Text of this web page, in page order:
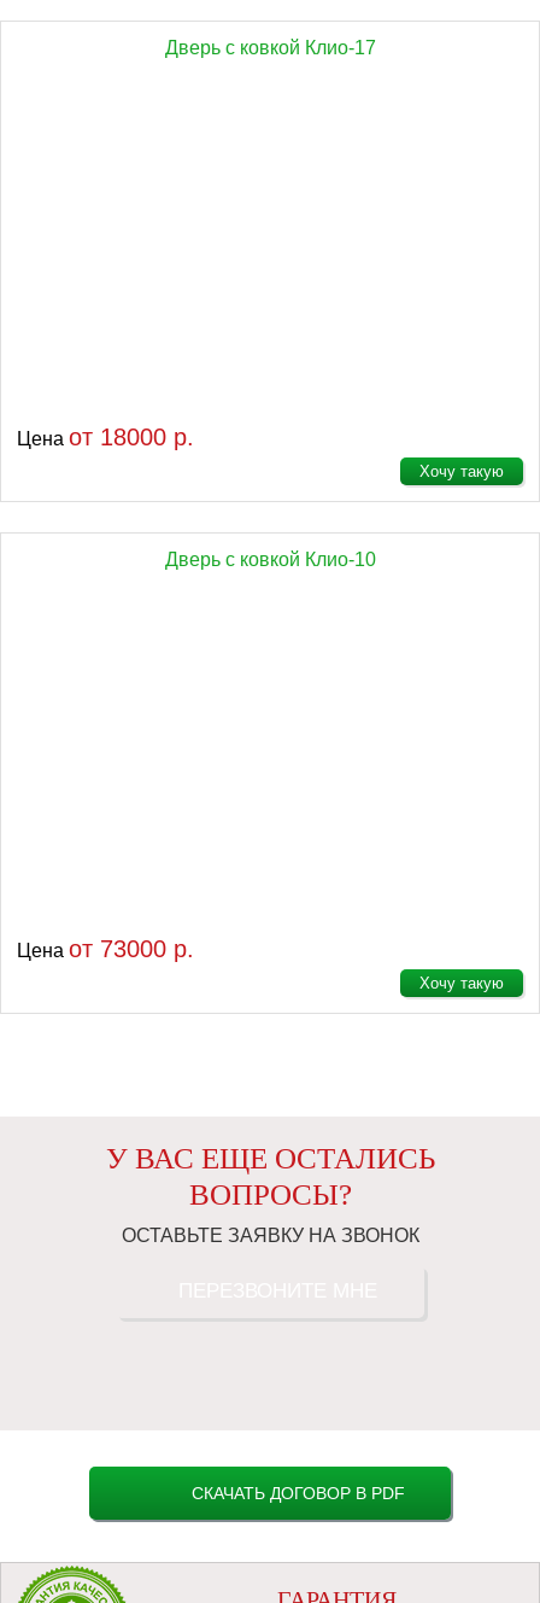
Дверь с ковкой Клио-17
Цена от 18000 р.
Хочу такую
Дверь с ковкой Клио-10
Цена от 73000 р.
Хочу такую
У ВАС ЕЩЕ ОСТАЛИСЬ
ВОПРОСЫ?
ОСТАВЬТЕ ЗАЯВКУ НА ЗВОНОК
СКАЧАТЬ ДОГОВОР В PDF